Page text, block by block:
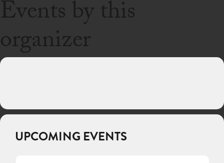
Events by this
organizer
UPCOMING EVENTS